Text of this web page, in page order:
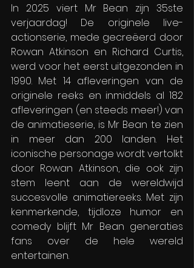
In 2025 viert Mr Bean zijn 35ste
verjaardag! De originele live-
actionserie, mede gecreëerd door
Rowan Atkinson en Richard Curtis,
werd voor het eerst uitgezonden in
1990. Met 14 afleveringen van de
originele reeks en inmiddels al 182
afleveringen (en steeds meer!) van
de animatieserie, is Mr Bean te zien
in meer dan 200 landen. Het
iconische personage wordt vertolkt
door Rowan Atkinson, die ook zijn
stem leent aan de wereldwijd
succesvolle animatiereeks. Met zijn
kenmerkende, tijdloze humor en
comedy blijft Mr Bean generaties
fans over de hele wereld
entertainen.